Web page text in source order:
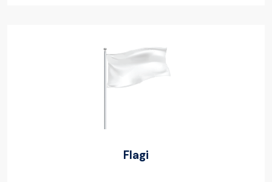
Flagi